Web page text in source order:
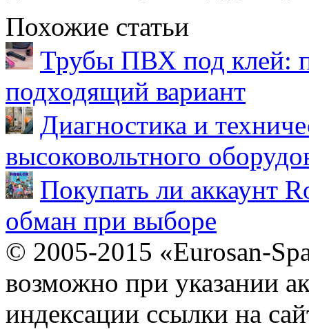
Похожие статьи
Трубы ПВХ под клей:
подходящий вариант
Диагностика и
высоковольтного
Покупать ли аккаунт
обман при выборе
© 2005-2015 «Eurosan-
возможно при указании
индексации ссылки на